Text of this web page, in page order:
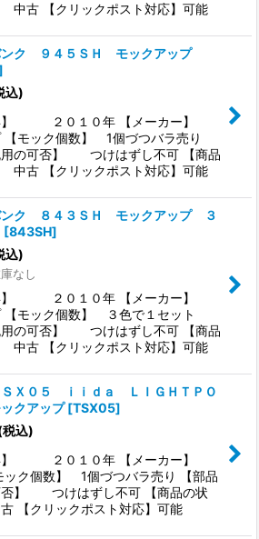
中古 【クリックポスト対応】可能
ンク ９４５ＳＨ モックアップ
込)
年】 ２０１０年 【メーカー】
【モック個数】 1個づつバラ売り
用の可否】 つけはずし不可 【商品
中古 【クリックポスト対応】可能
ンク ８４３ＳＨ モックアップ ３
[843SH]
込)
なし
年】 ２０１０年 【メーカー】
【モック個数】 ３色で１セット
用の可否】 つけはずし不可 【商品
中古 【クリックポスト対応】可能
Ｘ０５ ｉｉｄａ ＬＩＧＨＴＰＯ
クアップ [TSX05]
税込)
年】 ２０１０年 【メーカー】
ック個数】 1個づつバラ売り 【部品
否】 つけはずし不可 【商品の状
【クリックポスト対応】可能